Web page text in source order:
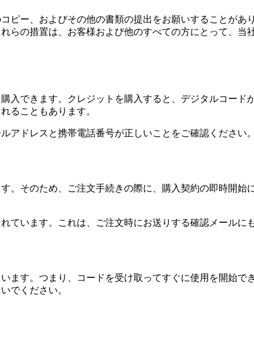
ピー、およびその他の書類の提出をお願いすることがあ
らの措置は、お客様および他のすべての方にとって、当
入できます。クレジットを購入すると、デジタルコード
ることもあります。
アドレスと携帯電話番号が正しいことをご確認ください。
。そのため、ご注文手続きの際に、購入契約の即時開始
います。これは、ご注文時にお送りする確認メールに
ます。つまり、コードを受け取ってすぐに使用を開始で
でください。